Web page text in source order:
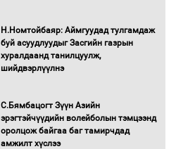
Н.Номтойбаяр: Аймгуудад тулгамдаж
буй асуудлуудыг Засгийн газрын
хуралдаанд танилцуулж,
шийдвэрлүүлнэ
С.Бямбацогт Зүүн Азийн
эрэгтэйчүүдийн волейболын тэмцээнд
оролцож байгаа баг тамирчдад
амжилт хүслээ